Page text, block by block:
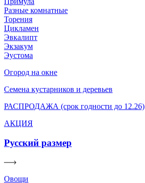
Разные комнатные
Торения
Цикламен
Эвкалипт
Экзакум
Эустома
Огород на окне
Семена кустарников и деревьев
РАСПРОДАЖА (срок годности до 12.26)
АКЦИЯ
Русский размер
Овощи